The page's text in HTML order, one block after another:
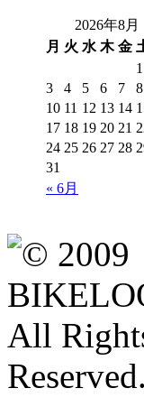
2026年8月
月 火 水 木 金
« 6月
1
3
4 5 6 7 8
10 11 12 13 14
17 18 19 20 21
24 25 26 27 28
31
All-